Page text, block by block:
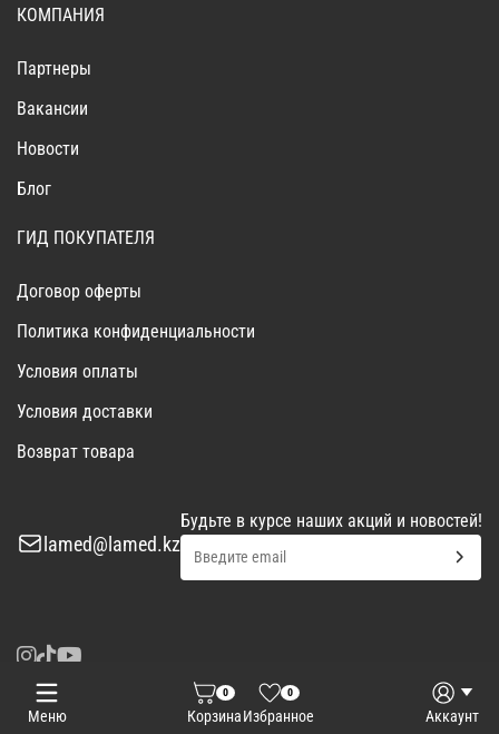
Меню
0
Корзина
0
Избранное Аккаунт
КОМПАНИЯ
Партнеры
Вакансии
Новости
Блог
ГИД ПОКУПАТЕЛЯ
Договор оферты
Политика конфиденциальности
Условия оплаты
Условия доставки
Возврат товара
lamed@lamed.kz
Будьте в курсе наших акций и новостей!